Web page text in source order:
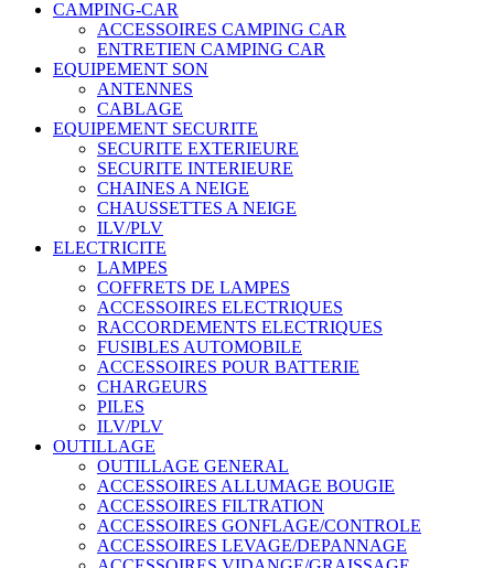
CAMPING-CAR
ACCESSOIRES CAMPING CAR
ENTRETIEN CAMPING CAR
EQUIPEMENT SON
ANTENNES
CABLAGE
EQUIPEMENT SECURITE
SECURITE EXTERIEURE
SECURITE INTERIEURE
CHAINES A NEIGE
CHAUSSETTES A NEIGE
ILV/PLV
ELECTRICITE
LAMPES
COFFRETS DE LAMPES
ACCESSOIRES ELECTRIQUES
RACCORDEMENTS ELECTRIQUES
FUSIBLES AUTOMOBILE
ACCESSOIRES POUR BATTERIE
CHARGEURS
PILES
ILV/PLV
OUTILLAGE
OUTILLAGE GENERAL
ACCESSOIRES ALLUMAGE BOUGIE
ACCESSOIRES FILTRATION
ACCESSOIRES GONFLAGE/CONTROLE
ACCESSOIRES LEVAGE/DEPANNAGE